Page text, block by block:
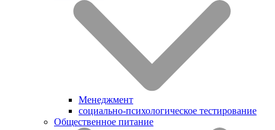
Менеджмент
социально-психологическое тестирование
Общественное питание